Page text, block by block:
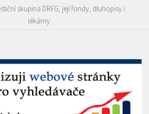
skupina DRFG, její fondy, dluhopisy i
lékárny